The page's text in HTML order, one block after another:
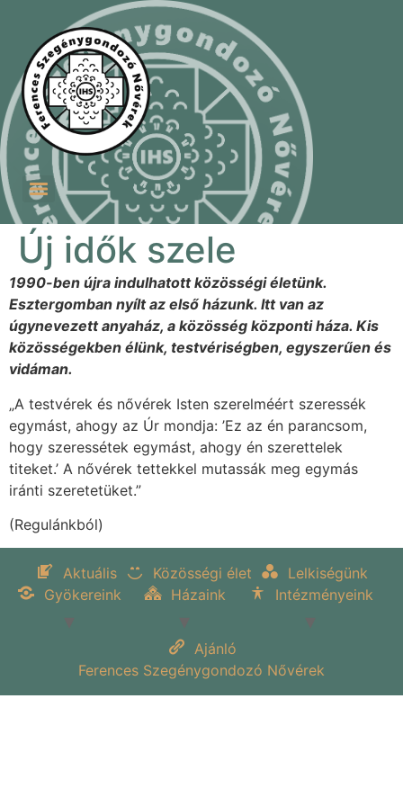
Új idők szele
1990-ben újra indulhatott közösségi életünk.
Esztergomban nyílt az első házunk. Itt van az
úgynevezett anyaház, a közösség központi háza. Kis
közösségekben élünk, testvériségben, egyszerűen és
vidáman.
„A testvérek és nővérek Isten szerelméért szeressék
egymást, ahogy az Úr mondja: ’Ez az én parancsom,
hogy szeressétek egymást, ahogy én szerettelek
titeket.’ A nővérek tettekkel mutassák meg egymás
iránti szeretetüket.”
(Regulánkból)
Aktuális Közösségi élet
Lelkiségünk
Gyökereink
Házaink Intézményeink
Ajánló
Ferences Szegénygondozó Nővérek